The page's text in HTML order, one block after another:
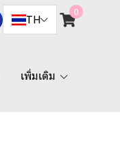
TH
0
เพิ่มเติม